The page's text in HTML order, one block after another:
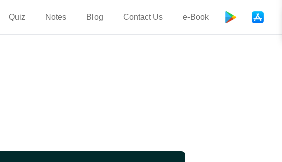
Quiz Notes Blog Contact Us e-Book